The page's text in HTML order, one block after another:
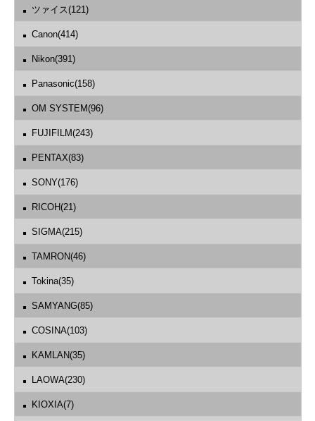
ツァイス(121)
Canon(414)
Nikon(391)
Panasonic(158)
OM SYSTEM(96)
FUJIFILM(243)
PENTAX(83)
SONY(176)
RICOH(21)
SIGMA(215)
TAMRON(46)
Tokina(35)
SAMYANG(85)
COSINA(103)
KAMLAN(35)
LAOWA(230)
KIOXIA(7)